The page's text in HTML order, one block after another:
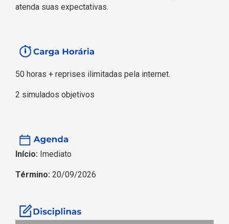
atenda suas expectativas.
50 horas + reprises ilimitadas pela internet.
2 simulados objetivos
Início: Imediato
Término: 20/09/2026